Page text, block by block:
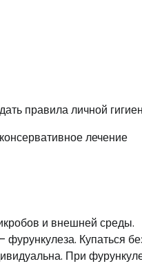
правила личной
лечение
и внешней среды.
Купаться
При